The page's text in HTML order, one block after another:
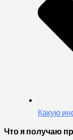
Какую
Что я получаю